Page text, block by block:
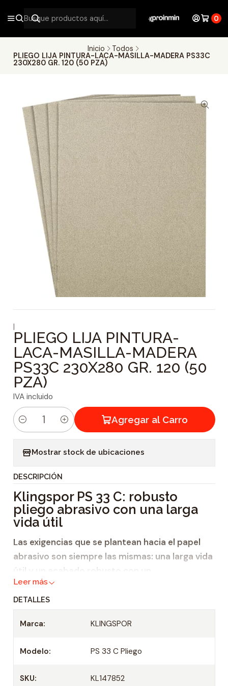
0
Inicio
Todos
PLIEGO LIJA PINTURA-LACA-MASILLA-MADERA PS33C
230X280 GR. 120 (50 PZA)
|
PLIEGO LIJA PINTURA-
LACA-MASILLA-MADERA
PS33C 230X280 GR. 120 (50
PZA)
IVA incluido
C
i
d
a
d
Agregar al Carro
Mostrar stock de ubicaciones
DESCRIPCIÓN
Klingspor PS 33 C: robusto
pliego abrasivo con una larga
vida útil
Las exigencias que se plantean hacia el papel
abrasivo son siempre las mismas: una larga vida
útil y un acabado robusto con un
soporteresistente al desgarro
abrasivo PS 33 C
máquinas portátiles: elpliego abrasivo PS 33
lisas. Posee las siguientes características:
agente aglomerante de resina sintética,
Leer más
DETALLES
Marca: KLINGSPOR
Modelo: PS 33 C Pliego
SKU: KL147852